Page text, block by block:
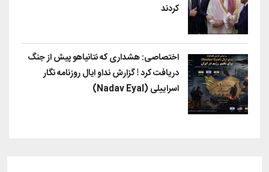
کردند
اختصاصی: هشداری که نتانیاهو پیش از جنگ
دریافت کرد ! گزارش نداو ایال روزنامه نگار
اسراییلی (Nadav Eyal)